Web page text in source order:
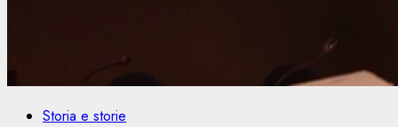
Storia e storie